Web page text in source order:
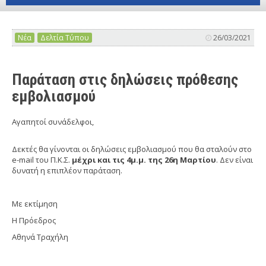
Νέα Δελτία Τύπου 26/03/2021
Παράταση στις δηλώσεις πρόθεσης
εμβολιασμού
Αγαπητοί συνάδελφοι,
Δεκτές θα γίνονται οι δηλώσεις εμβολιασμού που θα σταλούν στο
e-mail του Π.Κ.Σ. μέχρι και τις 4μ.μ. της 26η Μαρτίου. Δεν είναι
δυνατή η επιπλέον παράταση.
Με εκτίμηση
Η Πρόεδρος
Αθηνά Τραχήλη